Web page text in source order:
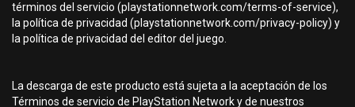
términos del servicio (playstationnetwork.com/terms-of-service),
la política de privacidad (playstationnetwork.com/privacy-policy) y
la política de privacidad del editor del juego.
La descarga de este producto está sujeta a la aceptación de los
Términos de servicio de PlayStation Network y de nuestros